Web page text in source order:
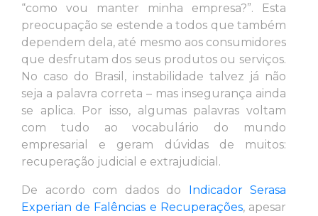
“como vou manter minha empresa?”. Esta
preocupação se estende a todos que também
dependem dela, até mesmo aos consumidores
que desfrutam dos seus produtos ou serviços.
No caso do Brasil, instabilidade talvez já não
seja a palavra correta – mas insegurança ainda
se aplica. Por isso, algumas palavras voltam
com tudo ao vocabulário do mundo
empresarial e geram dúvidas de muitos:
recuperação judicial e extrajudicial.
De acordo com dados do Indicador Serasa
Experian de Falências e Recuperações, apesar